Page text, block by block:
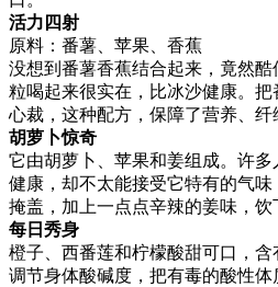
活力四射
原料：番薯、苹果、香蕉
没想到番薯香蕉结合起来，竟然
粒喝起来很实在，比冰沙健康。
心裁，这种配方，保障了营养、纤
胡萝卜惊奇
它由胡萝卜、苹果和姜组成。许
健康，却不太能接受它特有的气
掩盖，加上一点点辛辣的姜味，饮
每日秀身
橙子、西番莲和柠檬酸甜可口，
调节身体酸碱度，把有毒的酸性